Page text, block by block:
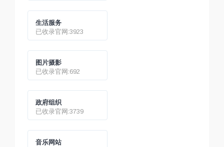
生活服务
已收录官网:3923
图片摄影
已收录官网:692
政府组织
已收录官网:3739
音乐网站